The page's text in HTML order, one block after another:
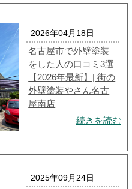
2026年04月18日
名古屋市で外壁塗装
をした人の口コミ3選
【2026年最新】| 街の
外壁塗装やさん名古
屋南店
続きを読む
2025年09月24日